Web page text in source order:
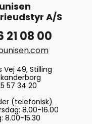
A/S
21 08 00
Vej 49, Stilling
57 34 20
(telefonisk)
8.00-16.00
8.00-15.30